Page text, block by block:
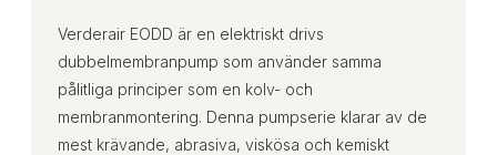
Verderair EODD är en elektriskt drivs
dubbelmembranpump som använder samma
pålitliga principer som en kolv- och
membranmontering. Denna pumpserie klarar av de
mest krävande, abrasiva, viskösa och kemiskt